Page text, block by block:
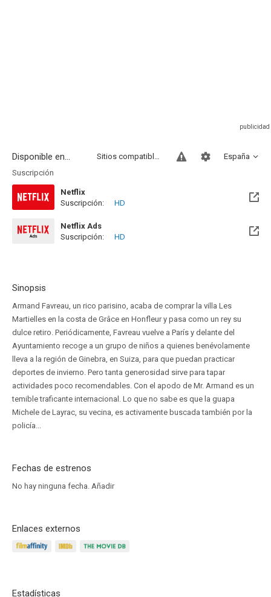
Disponible en... España
Sitios compatibles
Suscripción
Netflix
Suscripción:
HD
Netflix Ads
Suscripción:
HD
Sinopsis
Armand Favreau, un rico parisino, acaba de comprar la villa Les
Martielles en la costa de Grâce en Honfleur y pasa como un rey su
dulce retiro. Periódicamente, Favreau vuelve a París y delante del
Ayuntamiento recoge a un grupo de niños a quienes benévolamente
lleva a la región de Ginebra, en Suiza, para que puedan practicar
deportes de invierno. Pero tanta generosidad sirve para tapar
actividades poco recomendables. Con el apodo de Mr. Armand es un
temible traficante internacional. Lo que no sabe es que la guapa
Michele de Layrac, su vecina, es activamente buscada también por la
policía...
Fechas de estrenos
No hay ninguna fecha. Añadir
Enlaces externos
Estadísticas